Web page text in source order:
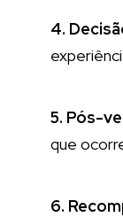
4.
5. Pós-
que
6.